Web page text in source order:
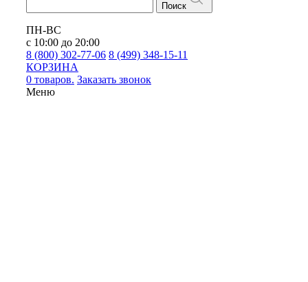
Поиск
ПН-ВС
с 10:00 до 20:00
8 (800) 302-77-06 8 (499) 348-15-11
КОРЗИНА
0 товаров. Заказать звонок
Меню